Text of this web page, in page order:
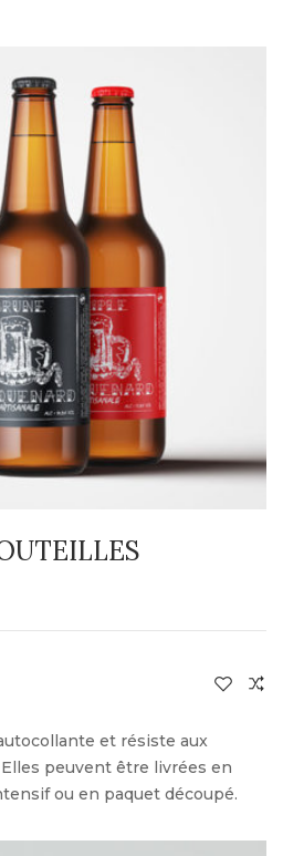
et résiste aux
peuvent être livrées en
ou en paquet découpé.